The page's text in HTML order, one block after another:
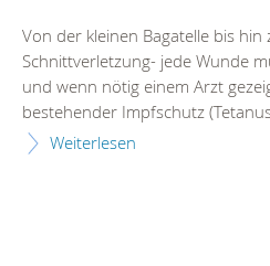
Von der kleinen Bagatelle bis
Schnittverletzung- jede Wunde
und wenn nötig einem Arzt
bestehender Impfschutz
Weiterlesen